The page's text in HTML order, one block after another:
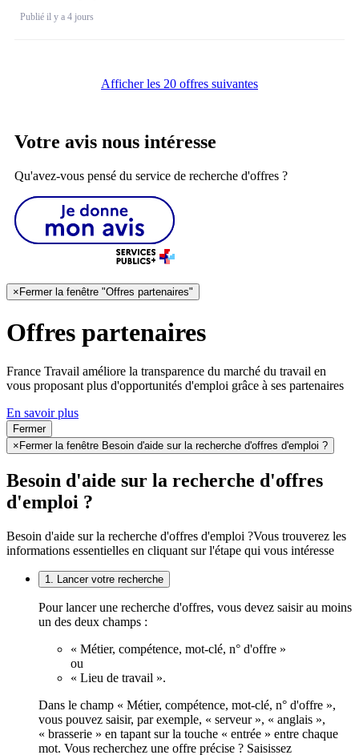
Publié il y a 4 jours
Afficher les 20 offres suivantes
Votre avis nous intéresse
Qu'avez-vous pensé du service de recherche d'offres ?
× Fermer la fenêtre "Offres partenaires"
Offres partenaires
France Travail améliore la transparence du marché du travail en
vous proposant plus d'opportunités d'emploi grâce à ses partenaires
En savoir plus
Fermer
× Fermer la fenêtre Besoin d'aide sur la recherche d'offres d'emploi ?
Besoin d'aide sur la recherche d'offres
d'emploi ?
Besoin d'aide sur la recherche d'offres d'emploi ?Vous trouverez les
informations essentielles en cliquant sur l'étape qui vous intéresse
1. Lancer votre recherche
Pour lancer une recherche d'offres, vous devez saisir au moins
un des deux champs :
« Métier, compétence, mot-clé, n° d'offre »
ou
« Lieu de travail ».
Dans le champ « Métier, compétence, mot-clé, n° d'offre »,
vous pouvez saisir, par exemple, « serveur », « anglais »,
« brasserie » en tapant sur la touche « entrée » entre chaque
mot. Vous recherchez une offre précise ? Saisissez